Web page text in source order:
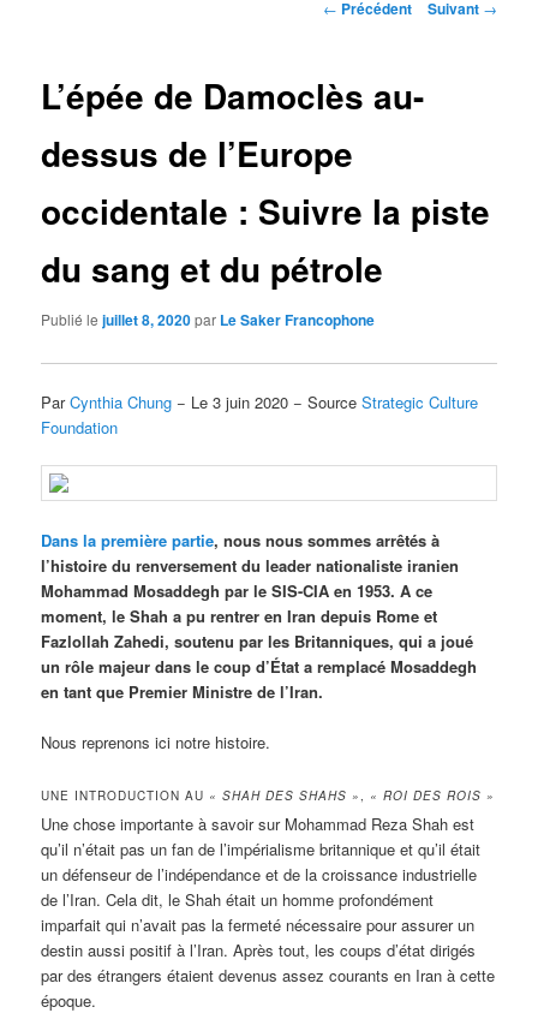
Navigation
← Précédent Suivant →
L’épée de Damoclès au-
dessus de l’Europe
occidentale : Suivre la piste
du sang et du pétrole
Publié lejuillet 8, 2020par Le Saker Francophone
ParCynthia Chung − Le 3 juin 2020 − Source Strategic Culture
Foundation
Dans la première partie, nous nous sommes arrêtés à
l’histoire du renversement du leader nationaliste iranien
Mohammad Mosaddegh par le SIS-CIA en 1953. A ce
moment, le Shah a pu rentrer en Iran depuis Rome et
Fazlollah Zahedi, soutenu par les Britanniques, qui a joué
un rôle majeur dans le coup d’État a remplacé Mosaddegh
en tant que Premier Ministre de l’Iran.
Nous reprenons ici notre histoire.
UNE INTRODUCTION AU « SHAH DES SHAHS » « ROI DES ROIS »
Une chose importante à savoir sur Mohammad Reza Shah est
qu’il n’était pas un fan de l’impérialisme britannique et qu’il était
un défenseur de l’indépendance et de la croissance industrielle
de l’Iran. Cela dit, le Shah était un homme profondément
imparfait qui n’avait pas la fermeté nécessaire pour assurer un
destin aussi positif à l’Iran. Après tout, les coups d’état dirigés
par des étrangers étaient devenus assez courants en Iran à cette
époque.